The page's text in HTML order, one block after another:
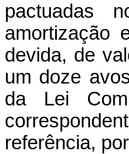
pactuadas
amortização
devida, de
um doze
da Lei
referência,